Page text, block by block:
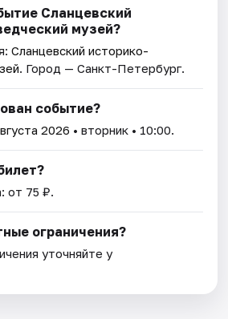
Сланцевский
музей?
Сланцевский историко-
. Город — Санкт-Петербург.
событие?
2026 • вторник • 10:00.
от 75 ₽.
ограничения?
уточняйте у